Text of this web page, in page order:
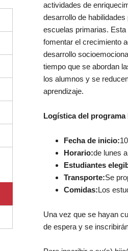
actividades de
desarrollo de
escuelas primarias.
fomentar el crecimiento
desarrollo
tiempo que se abordan
los alumnos y se
aprendizaje.
Logística del programa
Fecha de inicio:
Horario:de lunes
Estudiantes
Transporte:Se
Comidas:Los
Una vez que se hayan
de espera y se